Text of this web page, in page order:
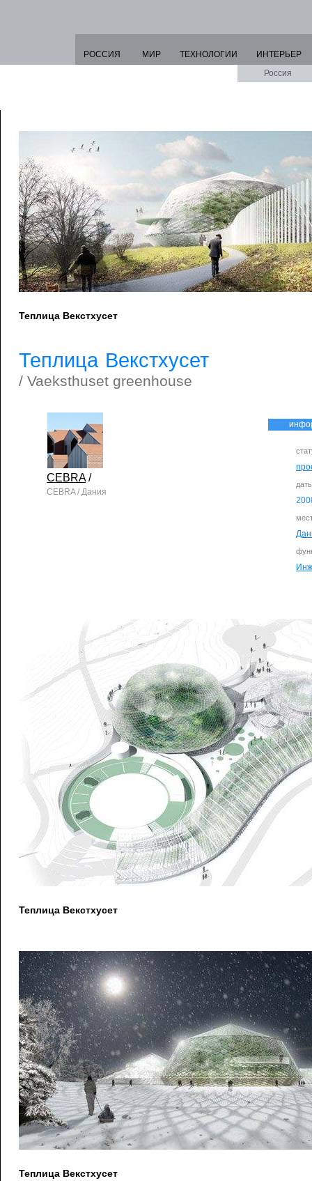
РОССИЯ МИР ТЕХНОЛОГИИ
ИНТЕРЬЕР
Россия
Теплица Векстхусет
Теплица Векстхусет
/ Vaeksthuset greenhouse
CEBRA/
CEBRA / Дания
Теплица Векстхусет
Теплица Векстхусет